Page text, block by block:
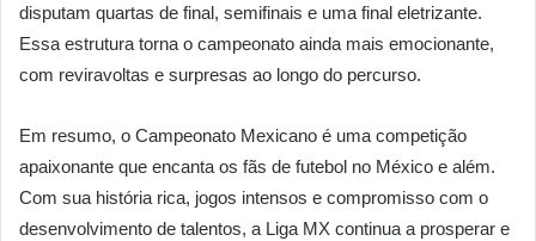
disputam quartas de final, semifinais e uma final eletrizante.
Essa estrutura torna o campeonato ainda mais emocionante,
com reviravoltas e surpresas ao longo do percurso.
Em resumo, o Campeonato Mexicano é uma competição
apaixonante que encanta os fãs de futebol no México e além.
Com sua história rica, jogos intensos e compromisso com o
desenvolvimento de talentos, a Liga MX continua a prosperar e